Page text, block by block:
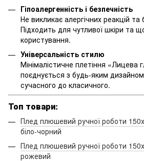
Гіпоалергенність і безпечність
Не викликає алергічних реакцій
Підходить для чутливої шкіри та
користування.
Універсальність стилю
Мінімалістичне плетіння «Лицева
поєднується з будь-яким дизайном
сучасного до класичного.
Топ товари:
Плед плюшевий ручної роботи
біло-чорний
Плед плюшевий ручної роботи
рожевий